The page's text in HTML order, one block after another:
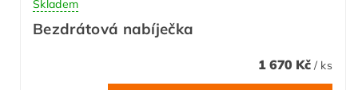
Skladem
Bezdrátová nabíječka
1 670 Kč / ks